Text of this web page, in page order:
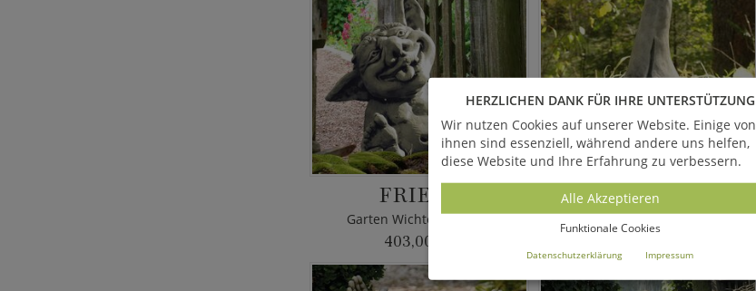
FRIESO
Garten Wichtel Skulptur
403,00 €
FIBUS
Lustige Garten Kobold Figur
HERZLICHEN DANK FÜR IHRE UNTERSTÜTZUNG
Wir nutzen Cookies auf unserer Website. Einige von
ihnen sind essenziell, während andere uns helfen,
diese Website und Ihre Erfahrung zu verbessern.
Alle Akzeptieren
Funktionale Cookies
Datenschutzerklärung Impressum